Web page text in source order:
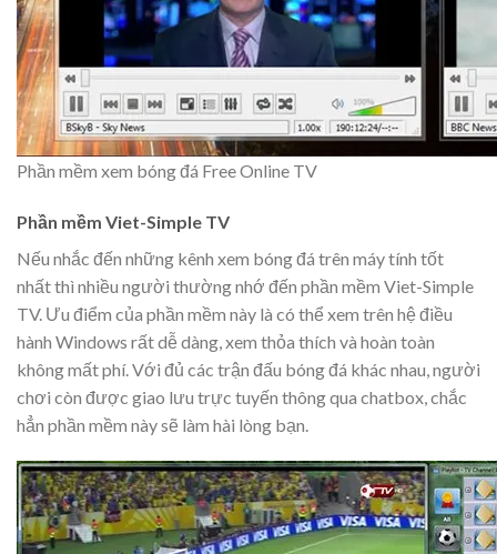
Phần mềm xem bóng đá Free Online TV
Phần mềm Viet-Simple TV
Nếu nhắc đến những kênh xem bóng đá trên máy tính tốt
nhất thì nhiều người thường nhớ đến phần mềm Viet-Simple
TV. Ưu điểm của phần mềm này là có thể xem trên hệ điều
hành Windows rất dễ dàng, xem thỏa thích và hoàn toàn
không mất phí. Với đủ các trận đấu bóng đá khác nhau, người
chơi còn được giao lưu trực tuyến thông qua chatbox, chắc
hẳn phần mềm này sẽ làm hài lòng bạn.